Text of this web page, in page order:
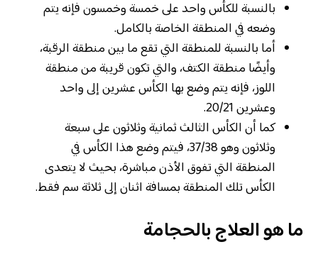
بالنسبة للكأس واحد على خمسة وخمسون فإنه يتم
وضعه في المنطقة الخاصة بالكامل.
أما بالنسبة للمنطقة التي تقع ما بين منطقة الرقبة،
وأيضًا منطقة الكتف، والتي تكون قريبة من منطقة
اللوز، فإنه يتم وضع بها الكأس عشرين إلى واحد
وعشرين 20/21.
كما أن الكأس الثالث ثمانية وثلاثون على سبعة
وثلاثون وهو 37/38، فيتم وضع هذا الكأس في
المنطقة التي تفوق الأذن مباشرة، بحيث لا يتعدى
الكأس تلك المنطقة بمسافة اثنان إلى ثلاثة سم فقط.
ما هو العلاج بالحجامة